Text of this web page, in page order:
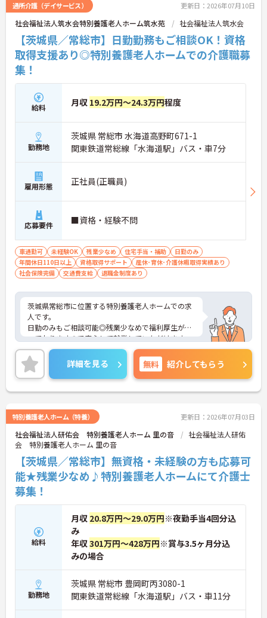
通所介護（デイサービス） 更新日：2026年07月10日
社会福祉法人筑水会特別養護老人ホーム筑水苑 社会福祉法人筑水会
【茨城県／常総市】日勤勤務もご相談OK！資格
取得支援あり◎特別養護老人ホームでの介護職募
集！
給料 月収 19.2万円～24.3万円程度
勤務地
茨城県 常総市 水海道高野町671-1
関東鉄道常総線「水海道駅」バス・車7分
雇用形態 正社員(正職員)
応募要件 ■資格・経験不問
車通勤可 未経験OK 残業少なめ 住宅手当・補助
日勤のみ
年間休日110日以上
資格取得サポート
産休･育休･介護休暇取得実績あり
社会保険完備
交通費支給 退職金制度あり
茨城県常総市に位置する特別養護老人ホームでの求
人です。
日勤のみもご相談可能◎残業少なめで福利厚生が整
っておりますので安心して就業していただけます。
介護系の資格や経験は不問！資格取得支援もあり働
きながらスキルアップも目指せます。
ご興味のある方はお気軽にお問い合わせ下さい。
詳細を見る 無料 紹介してもらう
特別養護老人ホーム（特養） 更新日：2026年07月03日
社会福祉法人研佑会 特別養護老人ホーム 里の音
社会福祉法人研佑
会 特別養護老人ホーム 里の音
【茨城県／常総市】無資格・未経験の方も応募可
能★残業少なめ♪特別養護老人ホームにて介護士
募集！
給料
月収 20.8万円～29.0万円※夜勤手当4回分込
み
年収301万円～428万円※賞与3.5ヶ月分込
みの場合
勤務地
茨城県 常総市 豊岡町丙3080-1
関東鉄道常総線「水海道駅」バス・車11分